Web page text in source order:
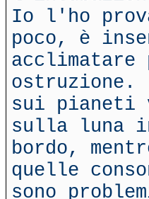
Io l'ho
poco, è
ostruzione.
sui pianeti
sulla luna
bordo,
quelle
sono